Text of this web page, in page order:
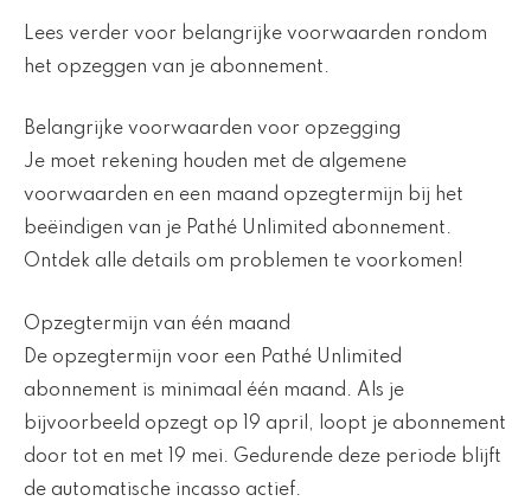
Lees verder voor belangrijke voorwaarden rondom
het opzeggen van je abonnement.
Belangrijke voorwaarden voor opzegging
Je moet rekening houden met de algemene
voorwaarden en een maand opzegtermijn bij het
beëindigen van je Pathé Unlimited abonnement.
Ontdek alle details om problemen te voorkomen!
Opzegtermijn van één maand
De opzegtermijn voor een Pathé Unlimited
abonnement is minimaal één maand. Als je
bijvoorbeeld opzegt op 19 april, loopt je abonnement
door tot en met 19 mei. Gedurende deze periode blijft
de automatische incasso actief.